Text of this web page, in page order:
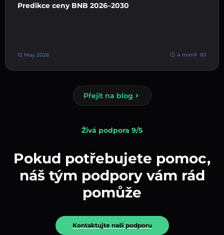
Predikce ceny BNB 2026–2030
12 May 2026 4 min 161
Přejít na blog
Živá podpora 9/5
Pokud potřebujete pomoc,
náš tým podpory vám rád
pomůže
Kontaktujte naši podporu